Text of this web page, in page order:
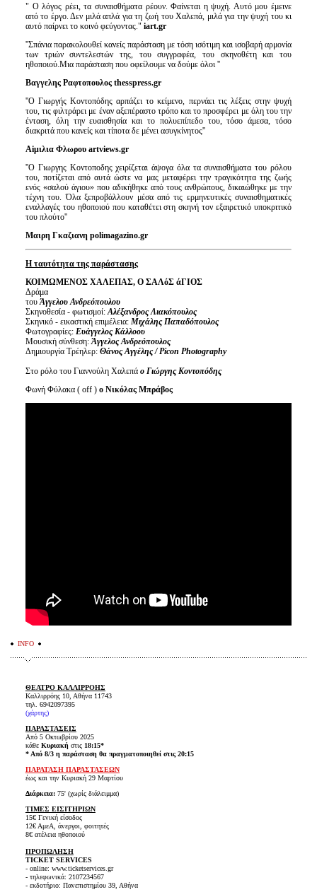
" Ο λόγος ρέει, τα συναισθήματα ρέουν. Φαίνεται η ψυχή. Αυτό μου έμεινε
από το έργο. Δεν μιλά απλά για τη ζωή του Χαλεπά, μιλά για την ψυχή του κι
αυτό παίρνει το κοινό φεύγοντας." iart.gr
''Σπάνια παρακολουθεί κανείς παράσταση με τόση ισότιμη και ισοβαρή αρμονία
των τριών συντελεστών της, του συγγραφέα, του σκηνοθέτη και του
ηθοποιού.Μια παράσταση που οφείλουμε να δούμε όλοι ''
Βαγγελης Ραφτοπουλος thesspress.gr
''Ο Γιωργής Κοντοπόδης αρπάζει το κείμενο, περνάει τις λέξεις στην ψυχή
του, τις φιλτράρει με έναν αξεπέραστο τρόπο και το προσφέρει με όλη του την
ένταση, όλη την ευαισθησία και το πολυεπίπεδο του, τόσο άμεσα, τόσο
διακριτά που κανείς και τίποτα δε μένει ασυγκίνητος''
Αiμιλια Φλωρου artviews.gr
''Ο Γιωργης Κοντοποδης χειρίζεται άψογα όλα τα συναισθήματα του ρόλου
του, ποτίζεται από αυτά ώστε να μας μεταφέρει την τραγικότητα της ζωής
ενός «σαλού άγιου» που αδικήθηκε από τους ανθρώπους, δικαιώθηκε με την
τέχνη του. Όλα ξεπροβάλλουν μέσα από τις ερμηνευτικές συναισθηματικές
εναλλαγές του ηθοποιού που καταθέτει στη σκηνή τον εξαιρετικό υποκριτικό
του πλούτο''
Μαιρη Γκαζιανη polimagazino.gr
Η ταυτότητα της παράστασης
ΚΟΙΜΩΜΕΝΟΣ ΧΑΛΕΠΑΣ, Ο ΣΑΛόΣ άΓΙΟΣ
Δράμα
τουΆγγελου Ανδρεόπουλου
Σκηνοθεσία - φωτισμοί:Αλέξανδρος Λιακόπουλος
Σκηνικό - εικαστική επιμέλεια: Μιχάλης Παπαδόπουλος
Φωτογραφίες: Ευάγγελος Κάλλοου
Μουσική σύνθεση:Άγγελος Ανδρεόπουλος
Δημιουργία Τρέηλερ: Θάνος Αγγέλης /Picon Photography
Στο ρόλο του Γιαννούλη Χαλεπά ο Γιώργης Κοντοπόδης
Φωνή Φύλακα ( οff ) ο Νικόλας Μπράβος
INFO
ΘΕΑΤΡΟ ΚΑΛΛΙΡΡΟΗΣ
Καλλιρρόης 10, Αθήνα 11743
τηλ. 6942097395
(χάρτης)
ΠΑΡΑΣΤΑΣΕΙΣ
Από 5 Οκτωβρίου 2025
κάθε Κυριακή στις18:15*
* Από 8/3 η παράσταση θα πραγματοποιηθεί στις 20:15
ΠΑΡΑΤΑΣΗ ΠΑΡΑΣΤΑΣΕΩΝ
έως και την Κυριακή 29 Μαρτίου
Διάρκεια: 75' (χωρίς διάλειμμα)
ΤΙΜΕΣ ΕΙΣΙΤΗΡΙΩΝ
15€ Γενική είσοδος
12€ ΑμεΑ, άνεργοι, φοιτητές
8€ ατέλεια ηθοποιού
ΠΡΟΠΩΛΗΣΗ
TICKET SERVICES
- online: www.ticketservices.gr
- τηλεφωνικά: 2107234567
- εκδοτήριο: Πανεπιστημίου 39, Αθήνα